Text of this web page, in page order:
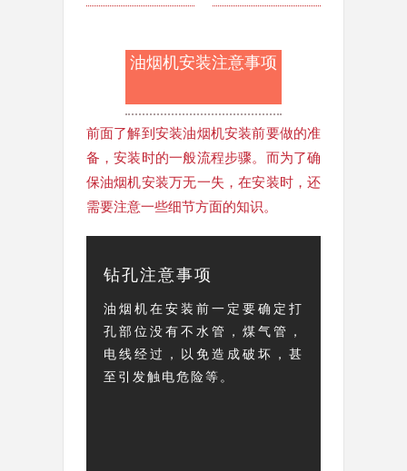
油烟机安装注意事项
前面了解到安装油烟机安装前要做的准
备，安装时的一般流程步骤。而为了确
保油烟机安装万无一失，在安装时，还
需要注意一些细节方面的知识。
钻孔注意事项
油烟机在安装前一定要确定打
孔部位没有不水管，煤气管，
电线经过，以免造成破坏，甚
至引发触电危险等。